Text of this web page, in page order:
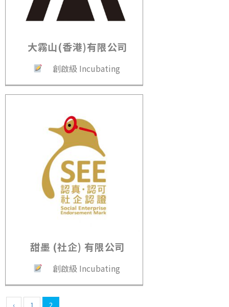
大霧山(香港)有限公司
創啟級 Incubating
甜墨 (社企) 有限公司
創啟級 Incubating
‹ 1 2